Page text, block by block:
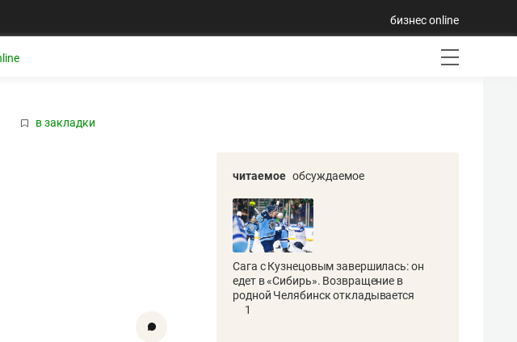
бизнес online
в закладки
читаемое обсуждаемое
Сага с Кузнецовым завершилась: он
едет в «Сибирь». Возвращение в
родной Челябинск откладывается
1